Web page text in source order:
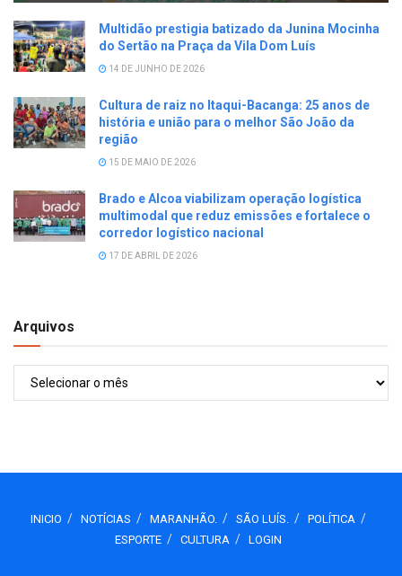
Multidão prestigia batizado da Junina Mocinha
do Sertão na Praça da Vila Dom Luís
14 DE JUNHO DE 2026
Cultura de raiz no Itaqui-Bacanga: 25 anos de
história e união para o melhor São João da
região
15 DE MAIO DE 2026
Brado e Alcoa viabilizam operação logística
multimodal que reduz emissões e fortalece o
corredor logístico nacional
17 DE ABRIL DE 2026
Arquivos
Arquivos
INICIO NOTÍCIAS MARANHÃO. SÃO LUÍS.
POLÍTICA
ESPORTE
CULTURA LOGIN